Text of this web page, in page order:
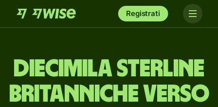
Registrati
dieci­mila sterline
britanniche verso